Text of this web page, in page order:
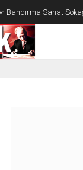
Bandırma Sanat